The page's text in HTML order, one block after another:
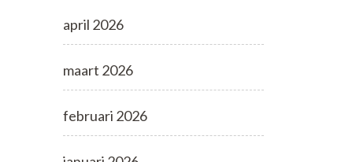
april 2026
maart 2026
februari 2026